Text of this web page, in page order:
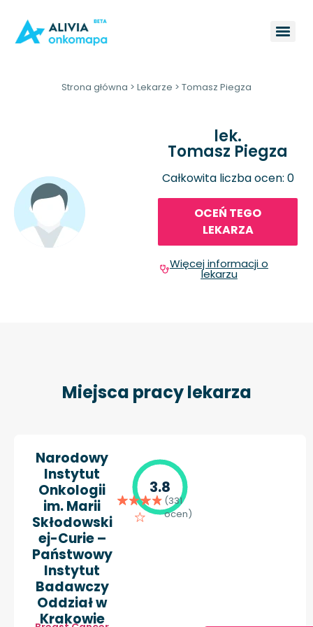
Strona główna > Lekarze > Tomasz Piegza
lek.
Tomasz Piegza
Całkowita liczba ocen: 0
OCEŃ TEGO
LEKARZA
Więcej informacji o
lekarzu
Miejsca pracy lekarza
Narodowy
Instytut
Onkologii
im. Marii
Skłodowski
ej-Curie –
Państwowy
Instytut
Badawczy
Oddział w
Krakowie
3.8
(331
ocen)